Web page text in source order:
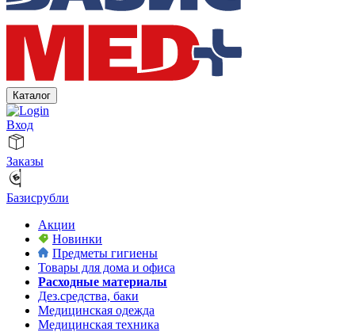
Каталог
Вход
Заказы
Базисрубли
Акции
Новинки
Предметы гигиены
Товары для дома и офиса
Расходные материалы
Дез.средства, баки
Медицинская одежда
Медицинская техника